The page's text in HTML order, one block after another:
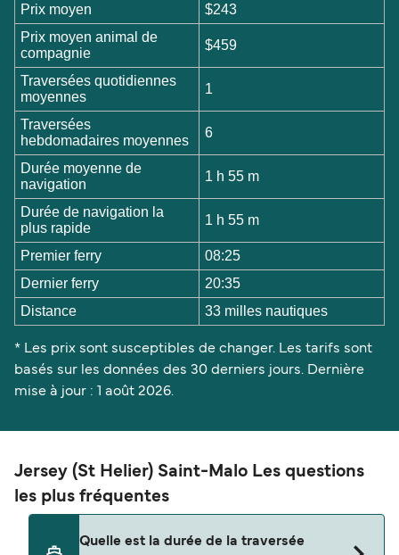
Prix moyen
$243
Prix moyen animal de
compagnie
$459
Traversées quotidiennes
moyennes
1
Traversées
hebdomadaires moyennes
6
Durée moyenne de
navigation
1 h 55 m
Durée de navigation la
plus rapide
1 h 55 m
Premier ferry
08:25
Dernier ferry
20:35
Distance
33 milles nautiques
* Les prix sont susceptibles de changer. Les tarifs sont
basés sur les données des 30 derniers jours. Dernière
mise à jour : 1 août 2026.
Jersey (St Helier) Saint-Malo Les questions
les plus fréquentes
Quelle est la durée de la traversée